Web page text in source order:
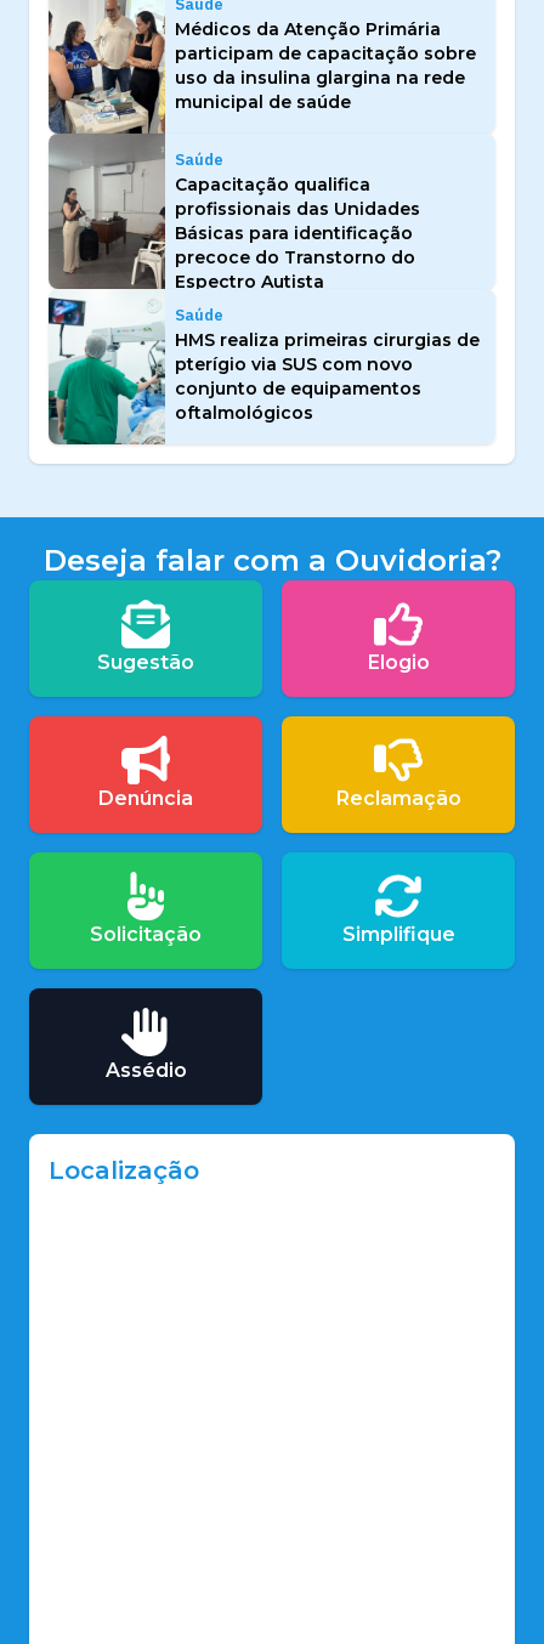
Médicos da Atenção Primária
participam de capacitação sobre
uso da insulina glargina na rede
municipal de saúde
Saúde
Capacitação qualifica
profissionais das Unidades
Básicas para identificação
precoce do Transtorno do
Espectro Autista
Saúde
HMS realiza primeiras cirurgias de
pterígio via SUS com novo
conjunto de equipamentos
oftalmológicos
Deseja falar com a Ouvidoria?
Sugestão Elogio
Denúncia Reclamação
Solicitação Simplifique
Assédio
Localização